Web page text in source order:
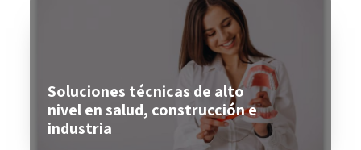
Soluciones técnicas de alto
nivel en salud, construcción e
industria